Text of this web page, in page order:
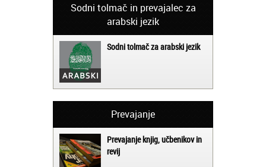
Sodni tolmač in prevajalec za
arabski jezik
Sodni tolmač za arabski jezik
Prevajanje
Prevajanje knjig, učbenikov in
revij